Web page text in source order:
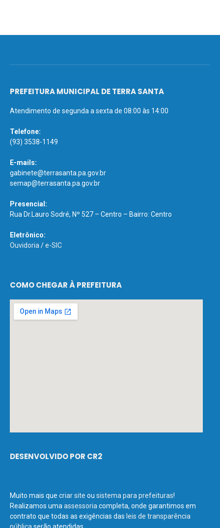
PREFEITURA MUNICIPAL DE TERRA SANTA
Atendimento de segunda a sexta de 08:00 às 14:00
Telefone:
(93) 3538-1149
E-mails:
gabinete@terrasanta.pa.gov.br
semap@terrasanta.pa.gov.br
Presencial:
Rua Dr.Lauro Sodré, Nº 527 – Centro – Bairro: Centro
Eletrônico:
Ouvidoria /e-SIC
COMO CHEGAR À PREFEITURA
DESENVOLVIDO POR CR2
Muito mais que criar site ou sistema para prefeituras!
Realizamos uma assessoria completa, onde garantimos em
contrato que todas as exigências das leis de transparência